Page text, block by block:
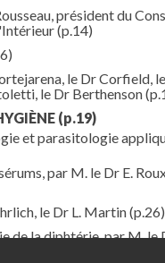
président du
(p.14)
le Dr Corfield,
le Dr Berthenson
(p.19)
et parasitologie
par M. le Dr E.
le Dr L. Martin(p.26)
de la diphtérie, par M. le